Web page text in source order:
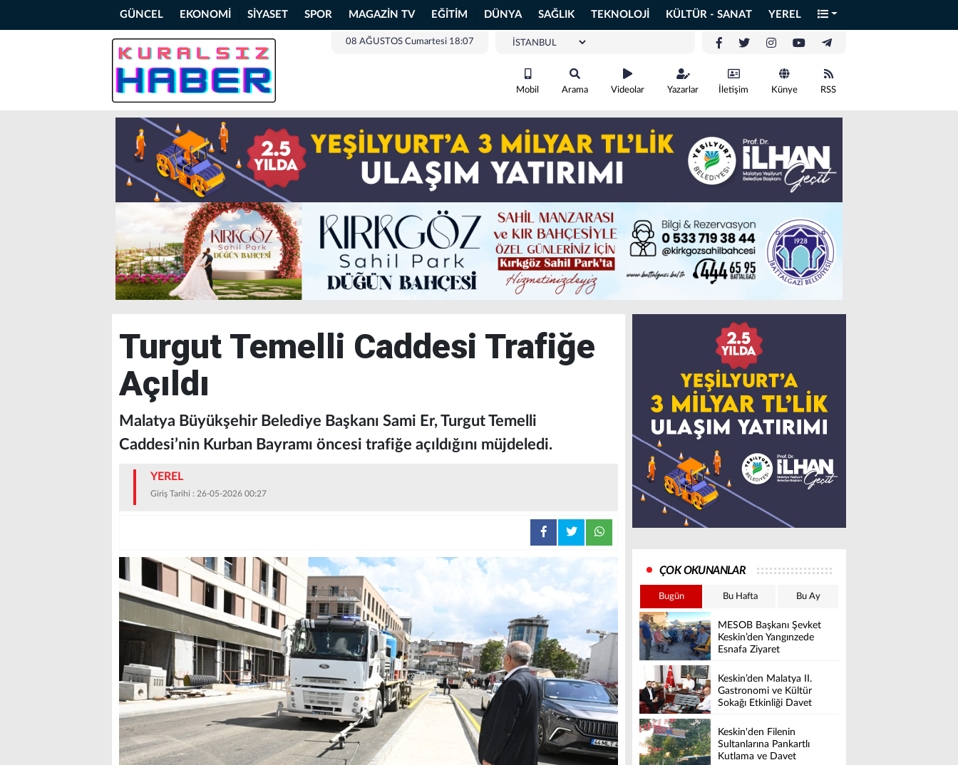
GÜNCEL EKONOMİ SİYASET SPOR MAGAZİN TV EĞİTİM DÜNYA SAĞLIK TEKNOLOJİ KÜLTÜR - SANAT YEREL
08 AĞUSTOS Cumartesi 18:07
Mobil Arama Videolar Yazarlar İletişim Künye RSS
Turgut Temelli Caddesi Trafiğe
Açıldı
Malatya Büyükşehir Belediye Başkanı Sami Er, Turgut Temelli
Caddesi’nin Kurban Bayramı öncesi trafiğe açıldığını müjdeledi.
YEREL
Giriş Tarihi : 26-05-2026 00:27
ÇOK OKUNANLAR
Bugün Bu Hafta Bu Ay
MESOB Başkanı Şevket
Keskin’den Yangınzede
Esnafa Ziyaret
Keskin’den Malatya II.
Gastronomi ve Kültür
Sokağı Etkinliği Davet
Keskin'den Filenin
Sultanlarına Pankartlı
Kutlama ve Davet